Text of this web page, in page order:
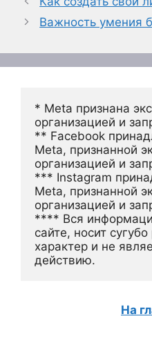
Важность умения
* Meta признана
организацией и
** Facebook
Meta, признанной
организацией и
*** Instagram
Meta, признанной
организацией и
**** Вся
сайте, носит
характер и не
действию.
На